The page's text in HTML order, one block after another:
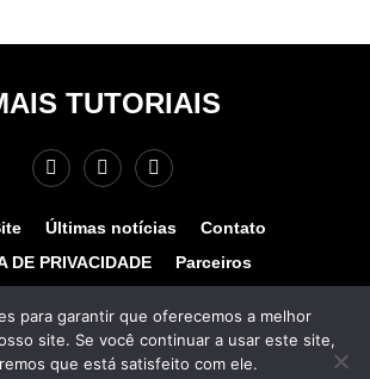
TUTORIAIS
Últimas notícias
Contato
DE PRIVACIDADE
Parceiros
2025 - MAIS TUTORIAIS. TODOS OS
RESERVADOS. Desenvolvido por
para garantir que oferecemos a melhor
site. Se você continuar a usar este site,
que está satisfeito com ele.